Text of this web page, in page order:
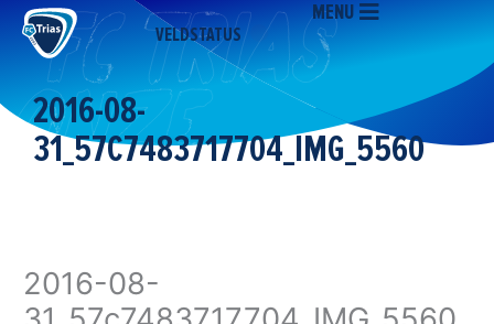
naar
inhoud
VELDSTATUS
MENU
2016-08-
31_57C7483717704_IMG_5560
2016-08-